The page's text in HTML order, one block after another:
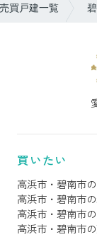
買戸建一覧
買いたい
高浜市・碧南市
高浜市・碧南市
高浜市・碧南市
高浜市・碧南市